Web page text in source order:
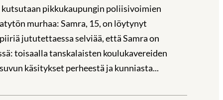
pikkukaupungin poliisivoimien
murhaa: Samra, 15, on löytynyt
jututettaessa selviää, että Samra on
toisaalla tanskalaisten koulukavereiden
käsitykset perheestä ja kunniasta...